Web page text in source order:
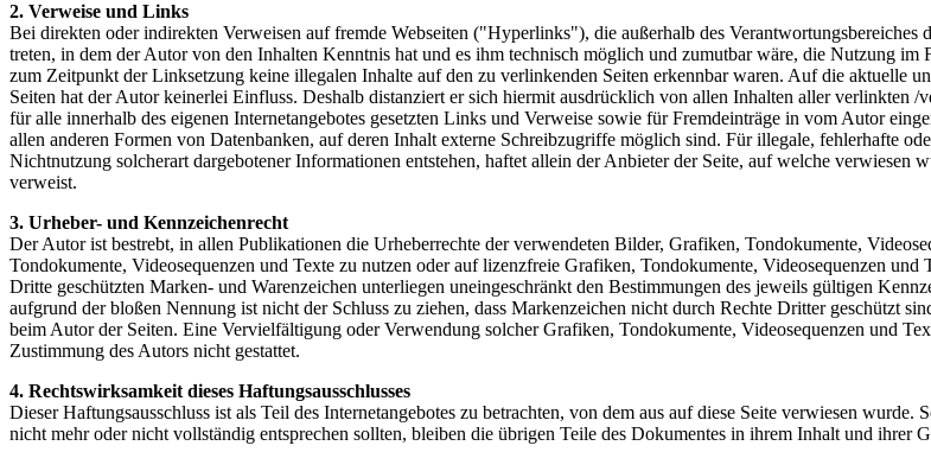
2. Verweise und Links
Bei direkten oder indirekten Verweisen auf fremde Webseiten ("Hyperlinks"), die außerhalb des
treten, in dem der Autor von den Inhalten Kenntnis hat und es ihm technisch möglich und zumutbar wäre, die Nutzung
zum Zeitpunkt der Linksetzung keine illegalen Inhalte auf den zu verlinkenden Seiten erkennbar waren. Auf die aktuelle
Seiten hat der Autor keinerlei Einfluss. Deshalb distanziert er sich hiermit ausdrücklich von allen Inhalten aller verlinkten
für alle innerhalb des eigenen Internetangebotes gesetzten Links und Verweise sowie für Fremdeinträge in vom Autor
allen anderen Formen von Datenbanken, auf deren Inhalt externe Schreibzugriffe möglich sind. Für illegale, fehlerhafte
Nichtnutzung solcherart dargebotener Informationen entstehen, haftet allein der Anbieter der Seite, auf welche
verweist.
3. Urheber- und Kennzeichenrecht
Der Autor ist bestrebt, in allen Publikationen die Urheberrechte der verwendeten Bilder, Grafiken, Tondokumente,
Tondokumente, Videosequenzen und Texte zu nutzen oder auf lizenzfreie Grafiken, Tondokumente, Videosequenzen
Dritte geschützten Marken- und Warenzeichen unterliegen uneingeschränkt den Bestimmungen des jeweils gültigen
aufgrund der bloßen Nennung ist nicht der Schluss zu ziehen, dass Markenzeichen nicht durch Rechte Dritter geschützt
beim Autor der Seiten. Eine Vervielfältigung oder Verwendung solcher Grafiken, Tondokumente, Videosequenzen und
Zustimmung des Autors nicht gestattet.
4. Rechtswirksamkeit dieses Haftungsausschlusses
Dieser Haftungsausschluss ist als Teil des Internetangebotes zu betrachten, von dem aus auf diese Seite verwiesen
nicht mehr oder nicht vollständig entsprechen sollten, bleiben die übrigen Teile des Dokumentes in ihrem Inhalt und ihrer